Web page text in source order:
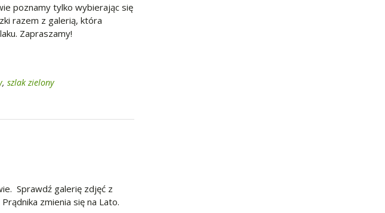
poznamy tylko wybierając się
razem z galerią, która
Zapraszamy!
, szlak zielony
Sprawdź galerię zdjęć z
zmienia się na Lato.